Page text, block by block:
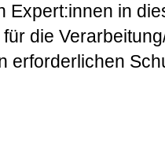
Expert:innen in
die
erforderlichen